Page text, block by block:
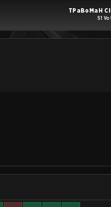
TPaBoMaH
51